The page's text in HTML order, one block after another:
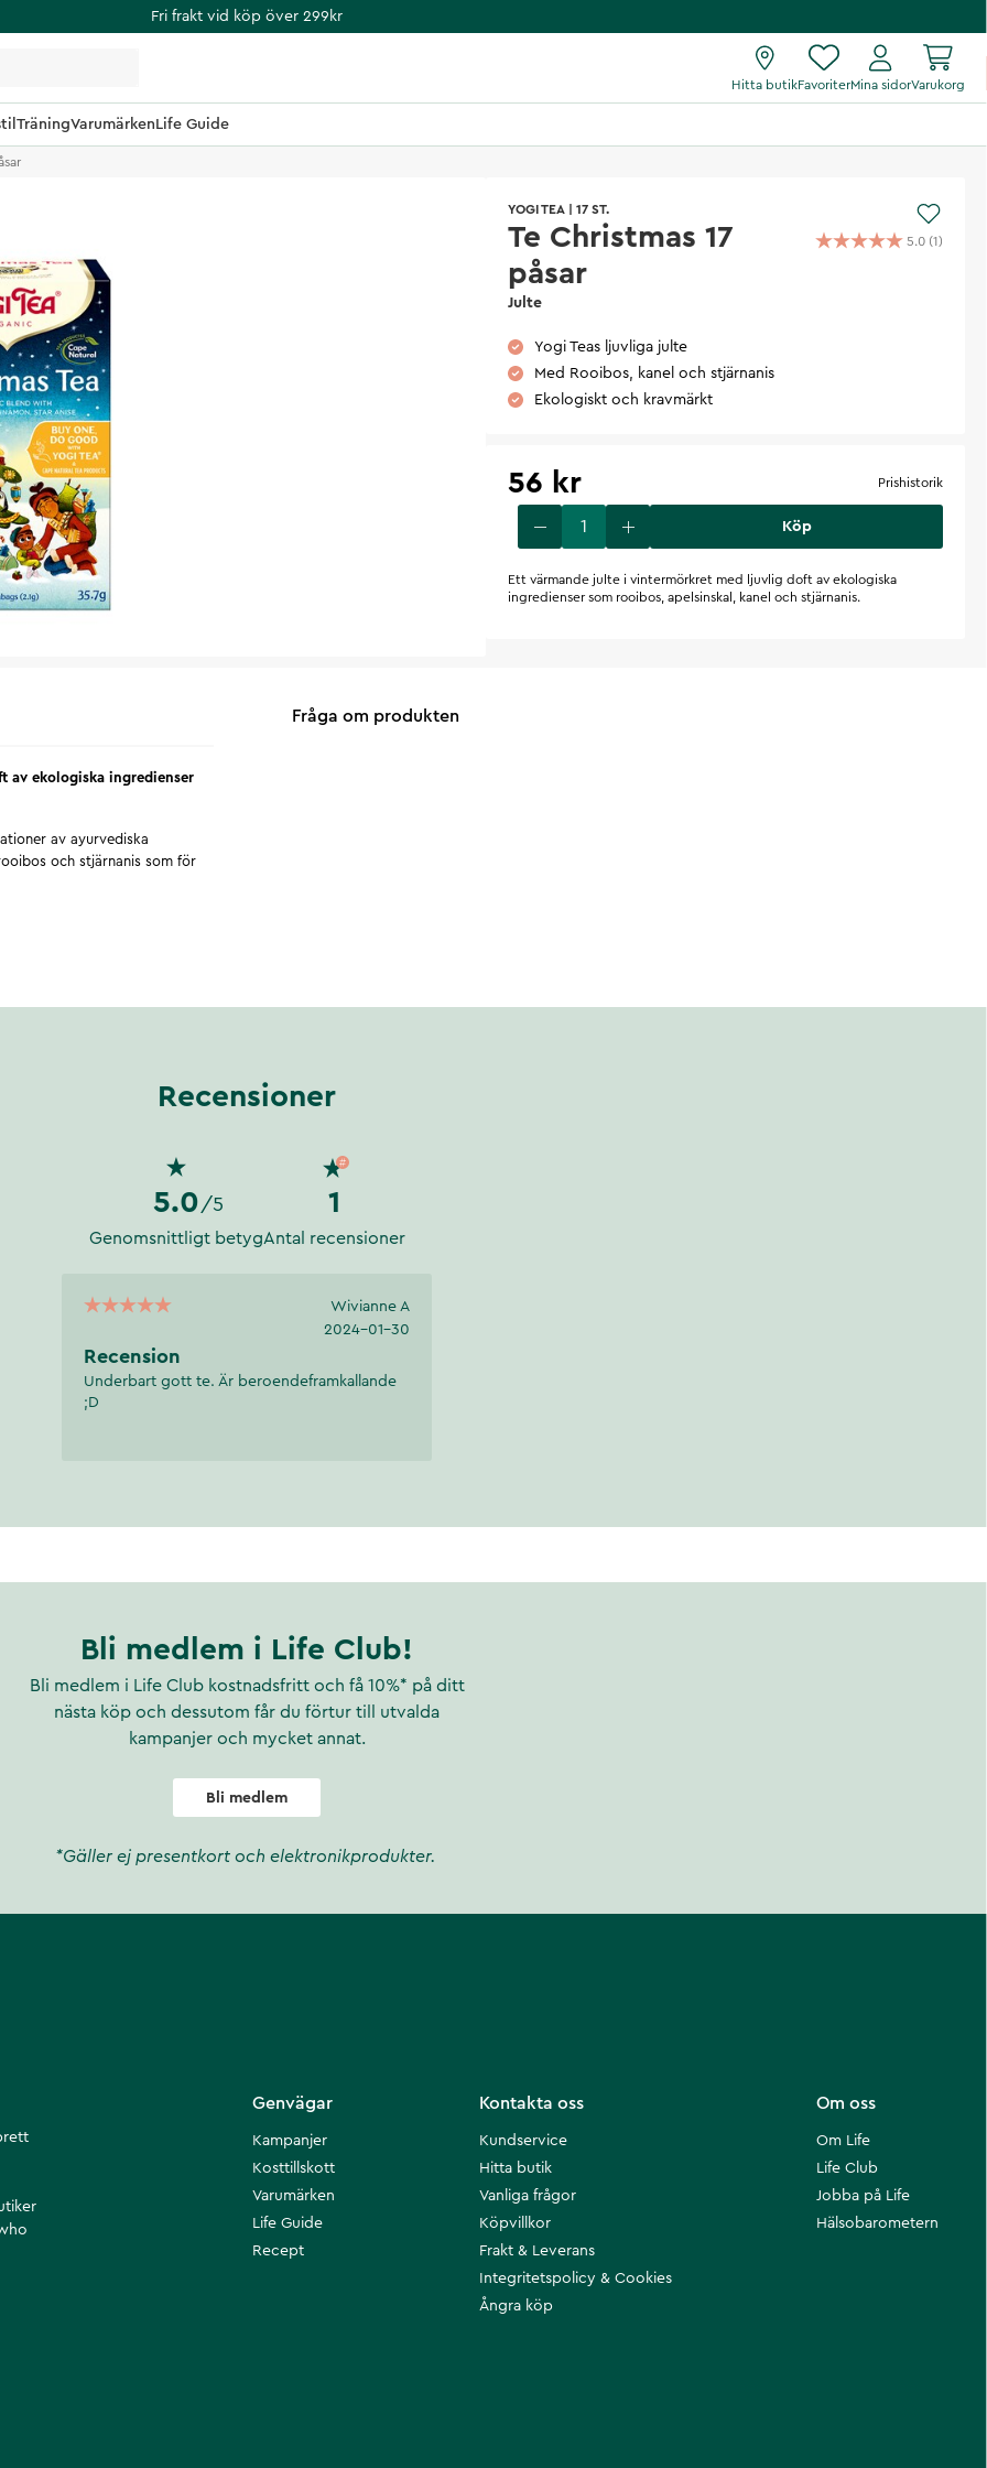
Fri frakt vid köp över 299kr
Hitta butikFavoriterMina sidorVarukorg
TräningVarumärkenLife Guide
YOGI TEA 17 ST.
Te Christmas 17
påsar
Julte
5.0 (1)
Yogi Teas ljuvliga julte
Med Rooibos, kanel och stjärnanis
Ekologiskt och kravmärkt
56 kr Prishistorik
Köp
Ett värmande julte i vintermörkret med ljuvlig doft av ekologiska
ingredienser som rooibos, apelsinskal, kanel och stjärnanis.
av ekologiska ingredienser
av ayurvediska
och stjärnanis som för
Kumari-projektet som
team.
sötaktig doft. Som namnet
sötaktig och lätt pepprig
Fråga om produkten
Recensioner
5.0 /5
Genomsnittligt betyg
1
Antal recensioner
Wivianne A
2024-01-30
Recension
Underbart gott te. Är beroendeframkallande
;D
Bli medlem i Life Club!
Bli medlem i Life Club kostnadsfritt och få 10%* på ditt
nästa köp och dessutom får du förtur till utvalda
kampanjer och mycket annat.
Bli medlem
*Gäller ej presentkort och elektronikprodukter.
Om oss
Om Life
Life Club
Jobba på Life
Hälsobarometern
Kontakta oss
Kundservice
Hitta butik
Vanliga frågor
Köpvillkor
Frakt & Leverans
Integritetspolicy & Cookies
Ångra köp
Genvägar
Kampanjer
Kosttillskott
Varumärken
Life Guide
Recept